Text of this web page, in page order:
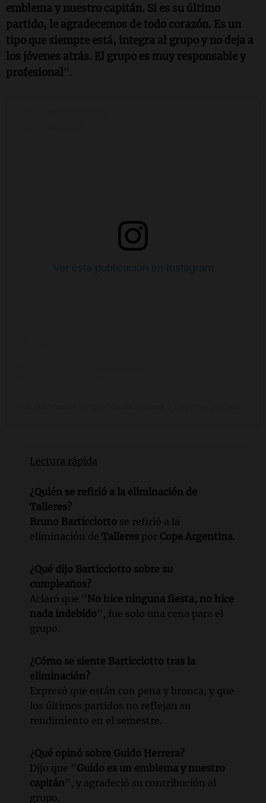
emblema y nuestro capitán. Si es su último
partido, le agradecemos de todo corazón. Es un
tipo que siempre está, integra al grupo y no deja a
los jóvenes atrás. El grupo es muy responsable y
profesional".
Ver esta publicación en Instagram
Lectura rápida
¿Quién se refirió a la eliminación de
Talleres?
Bruno Barticciotto se refirió a la
eliminación de Talleres por Copa Argentina.
¿Qué dijo Barticciotto sobre su
cumpleaños?
Aclaró que "No hice ninguna fiesta, no hice
nada indebido", fue solo una cena para el
grupo.
¿Cómo se siente Barticciotto tras la
eliminación?
Expresó que están con pena y bronca, y que
los últimos partidos no reflejan su
rendimiento en el semestre.
¿Qué opinó sobre Guido Herrera?
Dijo que "Guido es un emblema y nuestro
capitán", y agradeció su contribución al
grupo.